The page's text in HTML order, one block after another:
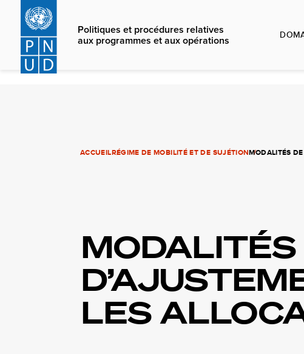
main
content
Politiques et procédures relatives
aux programmes et aux opérations
ACCUEILRÉGIME DE MOBILITÉ ET DE SUJÉTIONMODALITÉS
LES